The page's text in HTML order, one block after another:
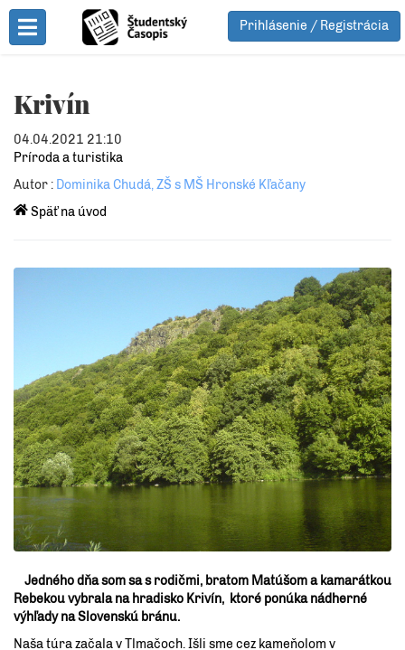
Toggle Menu
Prihlásenie / Registrácia
Krivín
04.04.2021 21:10
Príroda a turistika
Autor : Dominika Chudá, ZŠ s MŠ Hronské Kľačany
Späť na úvod
Jedného dňa som sa s rodičmi, bratom Matúšom a kamarátkou
Rebekou vybrala na hradisko Krivín, ktoré ponúka nádherné
výhľady na Slovenskú bránu.
Naša túra začala v Tlmačoch. Išli sme cez kameňolom v